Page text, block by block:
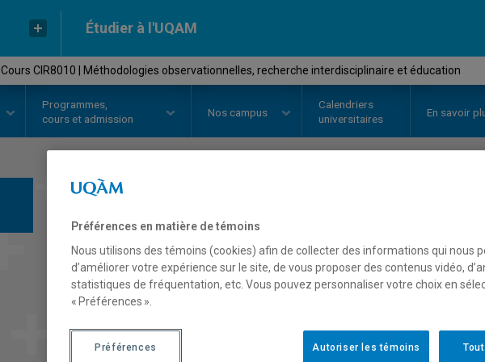
Étudier à l'UQAM
Cours CIR8010 | Méthodologies observationnelles, recherche interdisciplinaire et éducation
Programmes,
cours et admission
Nos campus
Calendriers
universitaires
En savoir
recherche
Préférences en matière de témoins
Nous utilisons des témoins (cookies) afin de collecter des informations qui nous
d’améliorer votre expérience sur le site, de vous proposer des contenus vidéo,
statistiques de fréquentation, etc. Vous pouvez personnaliser votre choix en
« Préférences ».
Autoriser les témoins
Préférences